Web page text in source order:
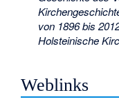
von 1896 bis
Holsteinische
Weblinks